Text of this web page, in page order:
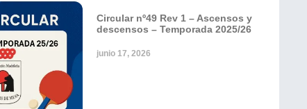
Circular nº49 Rev 1 – Ascensos y
descensos – Temporada 2025/26
junio 17, 2026